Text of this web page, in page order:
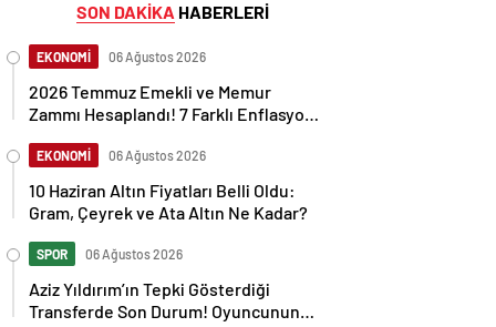
SON DAKİKA HABERLERİ
EKONOMİ 06 Ağustos 2026
2026 Temmuz Emekli ve Memur
Zammı Hesaplandı! 7 Farklı Enflasyon
EKONOMİ 06 Ağustos 2026
10 Haziran Altın Fiyatları Belli Oldu:
Gram, Çeyrek ve Ata Altın Ne Kadar?
SPOR 06 Ağustos 2026
Aziz Yıldırım’ın Tepki Gösterdiği
Transferde Son Durum! Oyuncunun